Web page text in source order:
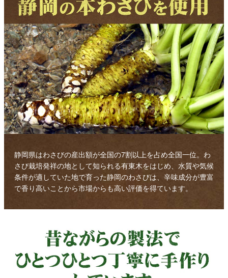
静岡県はわさびの産出額が全国の7割以上を占め全国一位。わ
さび栽培発祥の地として知られる有東木をはじめ、水質や気候
条件が適していた地で育った静岡のわさびは、辛味成分が豊富
で香り高いことから市場からも高い評価を得ています。